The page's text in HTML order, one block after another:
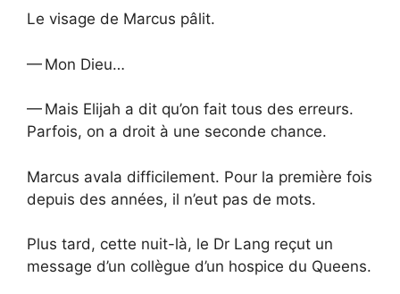
Le visage de Marcus pâlit.
— Mon Dieu…
— Mais Elijah a dit qu’on fait tous des erreurs.
Parfois, on a droit à une seconde chance.
Marcus avala difficilement. Pour la première fois
depuis des années, il n’eut pas de mots.
Plus tard, cette nuit-là, le Dr Lang reçut un
message d’un collègue d’un hospice du Queens.